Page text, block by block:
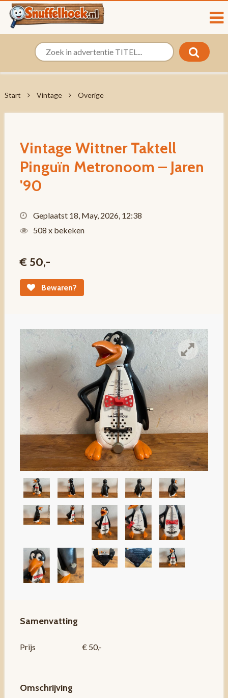
Start Vintage Overige
Vintage Wittner Taktell
Pinguïn Metronoom – Jaren
'90
Geplaatst 18, May, 2026, 12:38
508 x bekeken
€ 50,-
Bewaren?
Samenvatting
Prijs € 50,-
Omschrijving